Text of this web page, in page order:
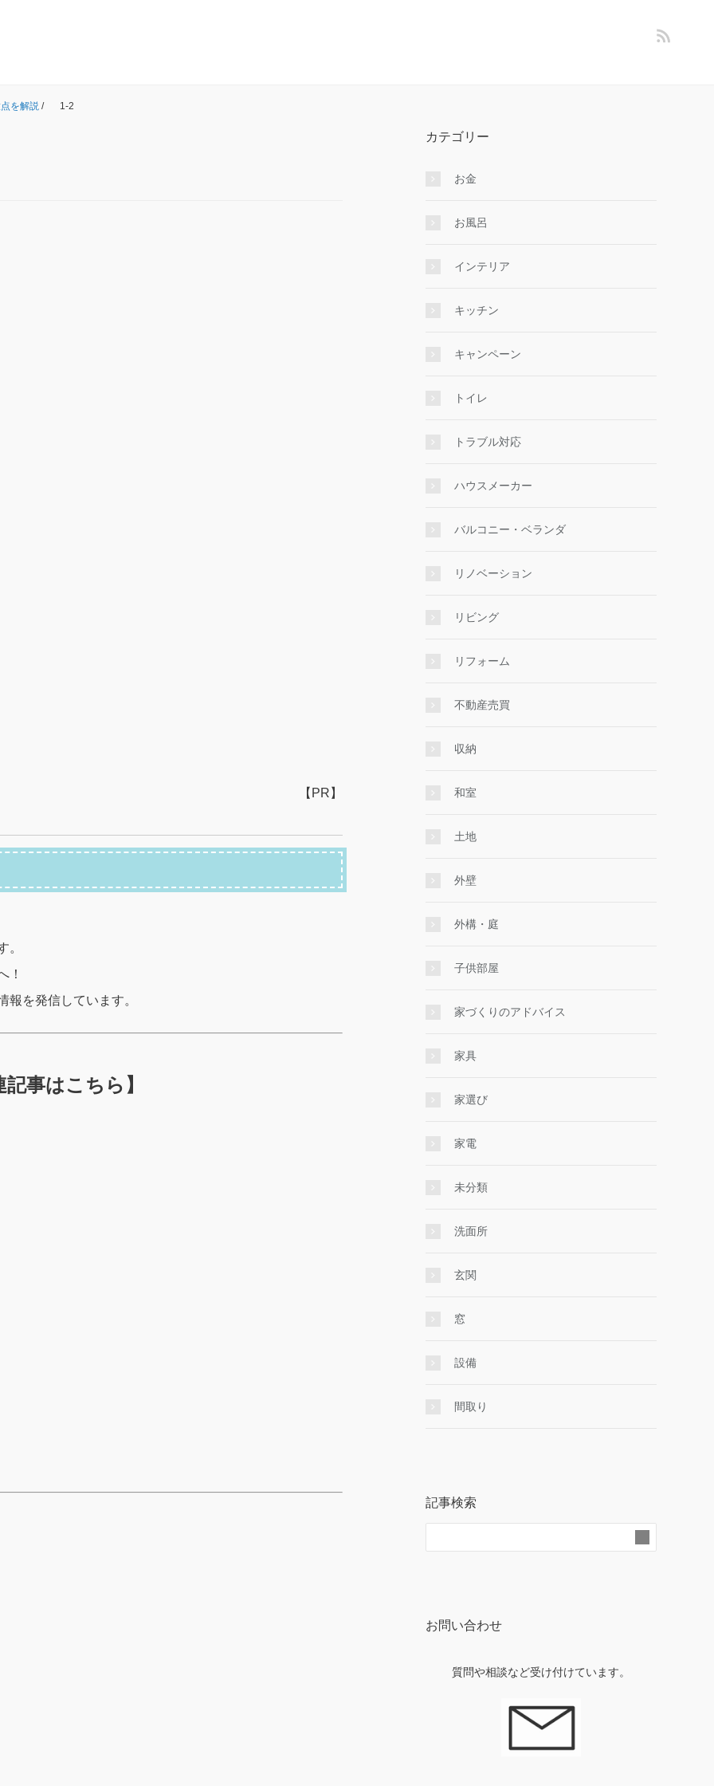
を解説 / 1-2
【PR】
。
！
報を発信しています。
記事はこちら】
カテゴリー
お金
お風呂
インテリア
キッチン
キャンペーン
トイレ
トラブル対応
ハウスメーカー
バルコニー・ベランダ
リノベーション
リビング
リフォーム
不動産売買
収納
和室
土地
外壁
外構・庭
子供部屋
家づくりのアドバイス
家具
家選び
家電
未分類
洗面所
玄関
窓
設備
間取り
記事検索
お問い合わせ
質問や相談など受け付けています。